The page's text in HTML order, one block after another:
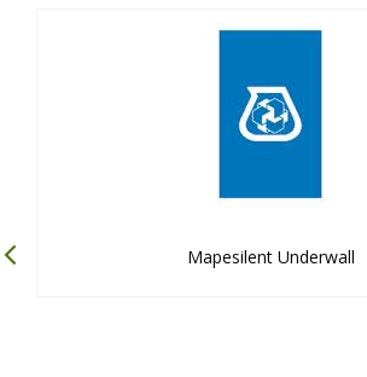
Mapesilent Underwall